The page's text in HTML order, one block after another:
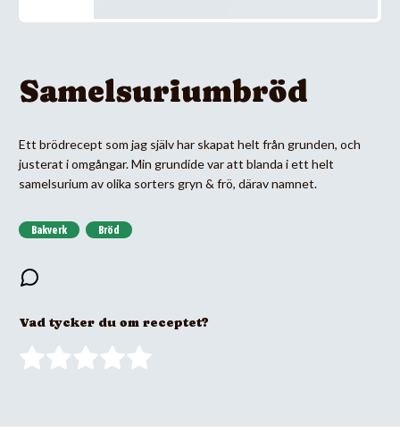
Samelsuriumbröd
Ett brödrecept som jag själv har skapat helt från grunden, och
justerat i omgångar. Min grundide var att blanda i ett helt
samelsurium av olika sorters gryn & frö, därav namnet.
Bakverk Bröd
Vad tycker du om receptet?